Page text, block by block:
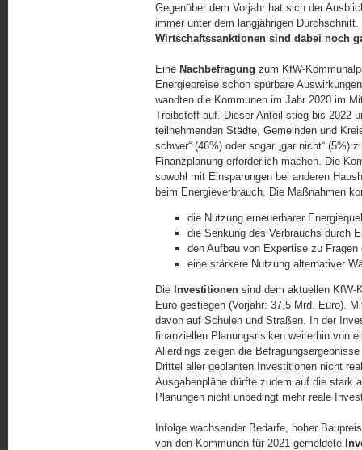
Gegenüber dem Vorjahr hat sich der
immer unter dem langjährigen Durchschnitt.
Wirtschaftssanktionen sind dabei noch
Eine Nachbefragung zum KfW-
Energiepreise schon spürbare
wandten die Kommunen im Jahr 2020 im
Treibstoff auf. Dieser Anteil stieg bis 2022
teilnehmenden Städte, Gemeinden und
schwer“ (46%) oder sogar „gar nicht“ (5%)
Finanzplanung erforderlich machen. Die
sowohl mit Einsparungen bei anderen
beim Energieverbrauch. Die Maßnahmen
die Nutzung erneuerbarer
die Senkung des Verbrauchs durch
den Aufbau von Expertise zu
eine stärkere Nutzung alternativer
Die Investitionen sind dem aktuellen KfW-
Euro gestiegen (Vorjahr: 37,5 Mrd. Euro).
davon auf Schulen und Straßen. In der
finanziellen Planungsrisiken weiterhin von
Allerdings zeigen die
Drittel aller geplanten Investitionen nicht
Ausgabenpläne dürfte zudem auf die stark
Planungen nicht unbedingt mehr reale
Infolge wachsender Bedarfe, hoher
von den Kommunen für 2021 gemeldete